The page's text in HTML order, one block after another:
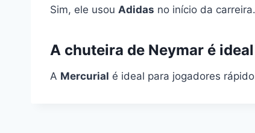
Sim, ele usou Adidas no início da carreira.
A chuteira de Neymar é
A Mercurial é ideal para jogadores